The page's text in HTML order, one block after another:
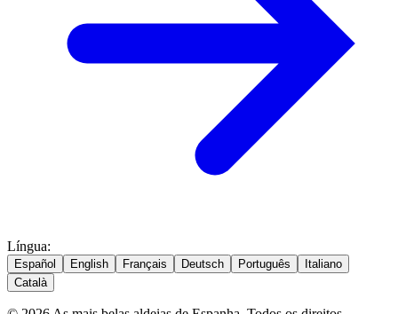
Língua:
Español English Français Deutsch Português
Italiano
Català